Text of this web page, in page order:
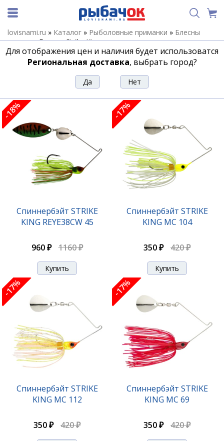
lovisnami.ru » Каталог » Рыболовные приманки » Блесны
летние»Блесны Strike King
Блесны Strike King
Фильтр
-18%
Спиннербэйт STRIKE
KING REYE38CW 45
960 ₽ 1160 ₽
-17%
Спиннербэйт STRIKE
KING MC 104
350 ₽ 420 ₽
-17%
Спиннербэйт STRIKE
KING MC 112
350 ₽ 420 ₽
-17%
Спиннербэйт STRIKE
KING MC 69
350 ₽ 420 ₽
Для отображения цен и наличия будет использоватся
Региональная доставка, выбрать город?